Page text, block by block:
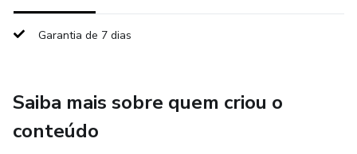
✅ Contraste pessoal
Garantia de 7 dias
Saiba mais sobre quem criou o
conteúdo